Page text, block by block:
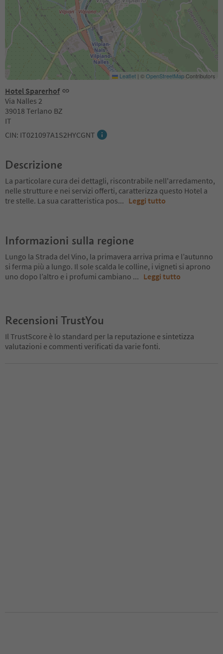
Hotel Sparerhof
Via Nalles 2
39018 Terlano BZ
IT
CIN: IT021097A1S2HYCGNT
Leaflet | ©OpenStreetMapContributors
Descrizione
La particolare cura dei dettagli, riscontrabile nell'arredamento,
nelle strutture e nei servizi offerti, caratterizza questo Hotel a
tre stelle. La sua caratteristica pos... Leggi tutto
Informazioni sulla regione
Lungo la Strada del Vino, la primavera arriva prima e l’autunno
si ferma più a lungo. Il sole scalda le colline, i vigneti si aprono
uno dopo l’altro e i profumi cambiano ... Leggi tutto
Recensioni TrustYou
Il TrustScore è lo standard per la reputazione e sintetizza
valutazioni e commenti verificati da varie fonti.